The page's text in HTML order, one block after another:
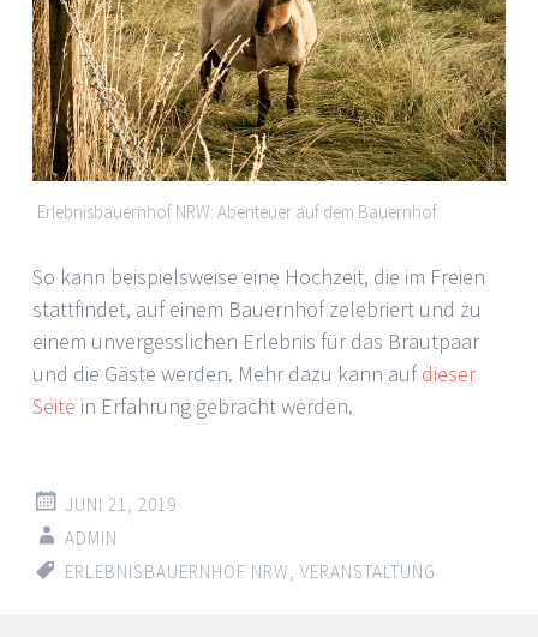
Erlebnisbauernhof NRW: Abenteuer auf dem Bauernhof
So kann beispielsweise eine Hochzeit, die im Freien
stattfindet, auf einem Bauernhof zelebriert und zu
einem unvergesslichen Erlebnis für das Brautpaar
und die Gäste werden. Mehr dazu kann aufdieser
Seite in Erfahrung gebracht werden.
JUNI 21, 2019
ADMIN
ERLEBNISBAUERNHOF NRW, VERANSTALTUNG